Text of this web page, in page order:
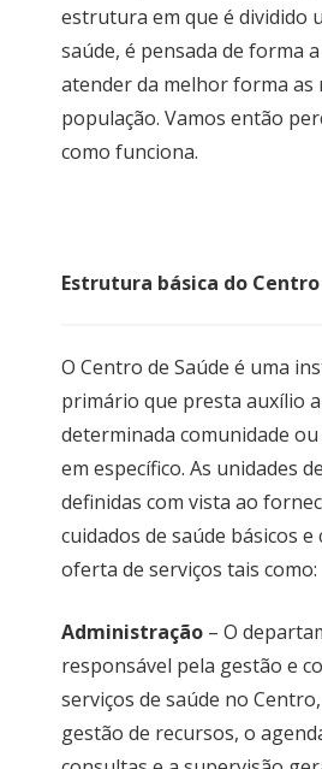
estrutura em que é dividido
saúde, é pensada de forma
atender da melhor forma as
população. Vamos então
como funciona.
Estrutura básica do Centro
O Centro de Saúde é uma
primário que presta auxílio
determinada comunidade
em específico. As unidades
definidas com vista ao
cuidados de saúde básicos e
oferta de serviços tais como:
Administração – O
responsável pela gestão e
serviços de saúde no
gestão de recursos, o